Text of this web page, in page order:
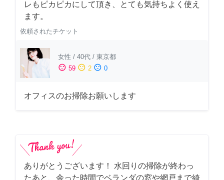
レもピカピカにして頂き、とても気持ちよく使え
ます。
依頼されたチケット
女性 / 40代 / 東京都
sentiment_satisfied 59 sentiment_neutral 2 sentiment_dissatisfied 0
オフィスのお掃除お願いします
ありがとうございます！ 水回りの掃除が終わっ
たあと、余った時間でベランダの窓や網戸まで綺